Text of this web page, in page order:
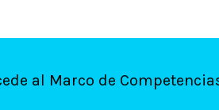
al Marco de